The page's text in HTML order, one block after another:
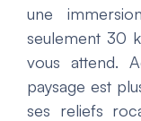
une
seulement 30
vous attend.
paysage est
ses reliefs